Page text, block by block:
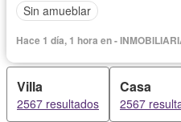
Sin amueblar
Hace 1 día, 1 hora en -
Villa
2567 resultados
Casa
2567